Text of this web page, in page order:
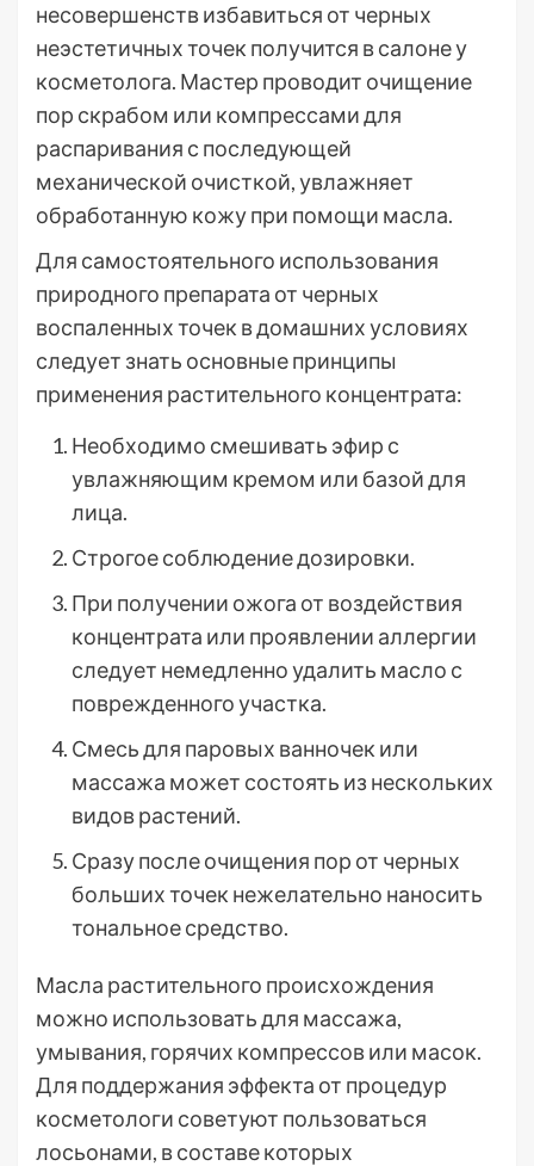
несовершенств избавиться от черных
неэстетичных точек получится в салоне у
косметолога. Мастер проводит очищение
пор скрабом или компрессами для
распаривания с последующей
механической очисткой, увлажняет
обработанную кожу при помощи масла.
Для самостоятельного использования
природного препарата от черных
воспаленных точек в домашних условиях
следует знать основные принципы
применения растительного концентрата:
Необходимо смешивать эфир с
увлажняющим кремом или базой для
лица.
Строгое соблюдение дозировки.
При получении ожога от воздействия
концентрата или проявлении аллергии
следует немедленно удалить масло с
поврежденного участка.
Смесь для паровых ванночек или
массажа может состоять из нескольких
видов растений.
Сразу после очищения пор от черных
больших точек нежелательно наносить
тональное средство.
Масла растительного происхождения
можно использовать для массажа,
умывания, горячих компрессов или масок.
Для поддержания эффекта от процедур
косметологи советуют пользоваться
лосьонами, в составе которых